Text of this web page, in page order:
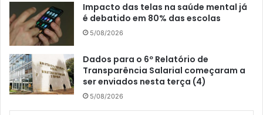
Impacto das telas na saúde mental já
é debatido em 80% das escolas
5/08/2026
Dados para o 6º Relatório de
Transparência Salarial começaram a
ser enviados nesta terça (4)
5/08/2026